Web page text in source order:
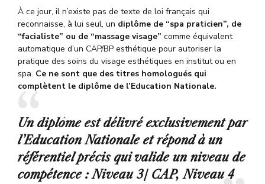
À ce jour, il n’existe pas de texte de loi français qui
reconnaisse, à lui seul, un diplôme de “spa praticien”, de
“facialiste” ou de “massage visage” comme équivalent
automatique d’un CAP/BP esthétique pour autoriser la
pratique des soins du visage esthétiques en institut ou en
spa. Ce ne sont que des titres homologués qui
complètent le diplôme de l’Education Nationale.
Un diplôme est délivré exclusivement par
l’Education Nationale et répond à un
référentiel précis qui valide un niveau de
compétence : Niveau 3/ CAP, Niveau 4